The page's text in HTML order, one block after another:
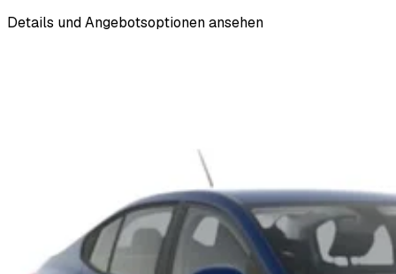
Details und Angebotsoptionen ansehen